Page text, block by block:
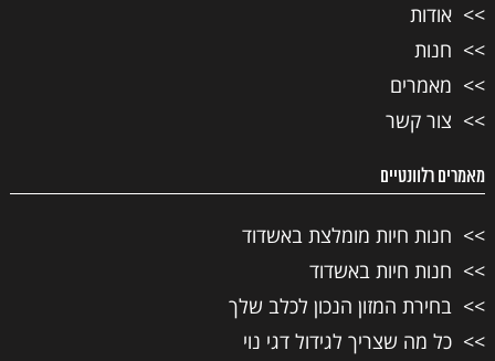
אודות
חנות
מאמרים
צור קשר
מאמרים רלוונטיים
חנות חיות מומלצת באשדוד
חנות חיות באשדוד
בחירת המזון הנכון לכלב שלך
כל מה שצריך לגידול דגי נוי